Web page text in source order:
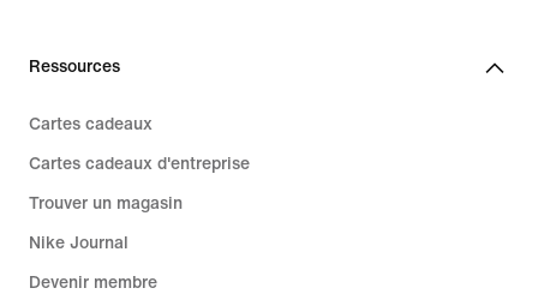
Ressources
Cartes cadeaux
Cartes cadeaux d'entreprise
Trouver un magasin
Nike Journal
Devenir membre